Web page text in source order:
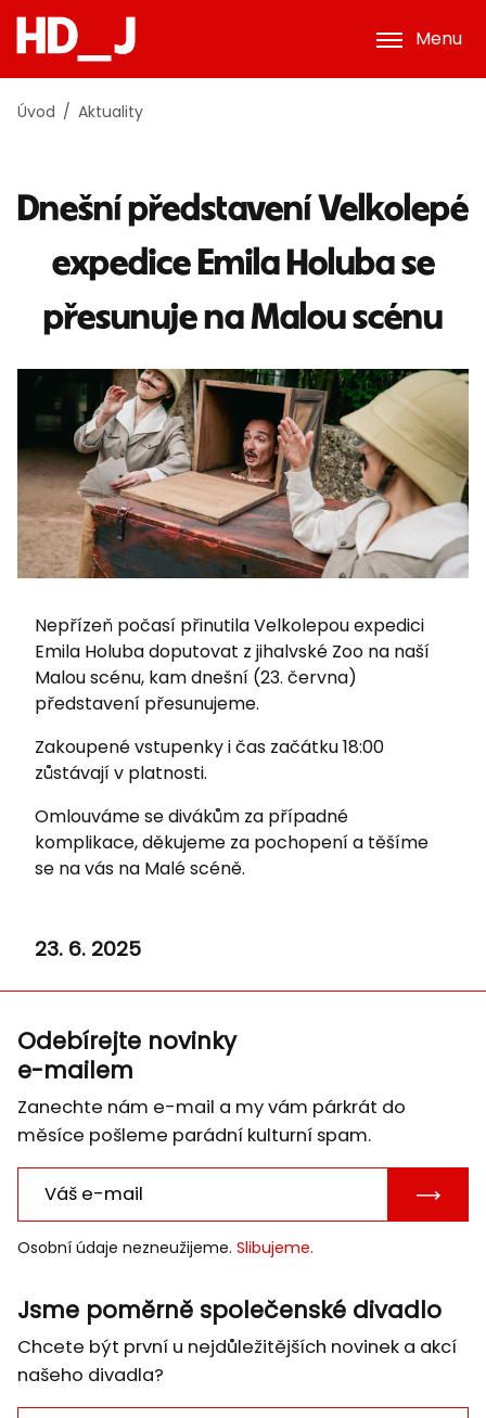
Menu
Úvod Aktuality
Dnešní představení Velkolepé
expedice Emila Holuba se
přesunuje na Malou scénu
Nepřízeň počasí přinutila Velkolepou expedici
Emila Holuba doputovat z jihalvské Zoo na naší
Malou scénu, kam dnešní (23. června)
představení přesunujeme.
Zakoupené vstupenky i čas začátku 18:00
zůstávají v platnosti.
Omlouváme se divákům za případné
komplikace, děkujeme za pochopení a těšíme
se na vás na Malé scéně.
23. 6. 2025
Odebírejte novinky
e-mailem
Zanechte nám e-mail a my vám párkrát do
měsíce pošleme parádní kulturní spam.
E-
Osobní údaje nezneužijeme. Slibujeme.
Jsme poměrně společenské divadlo
Chcete být první u nejdůležitějších novinek a akcí
našeho divadla?